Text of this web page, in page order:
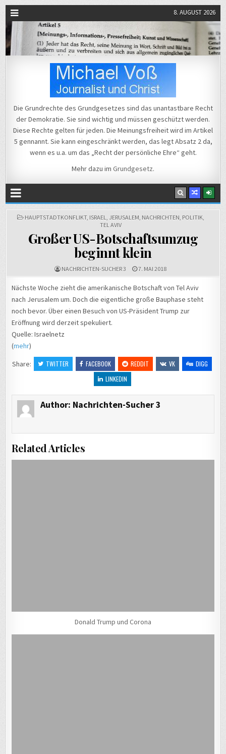
8. AUGUST 2026
Michael Voß
Die Grundrechte des Grundgesetzes sind das unantastbare Recht
der Demokratie. Sie sind wichtig und müssen geschützt werden.
Diese Rechte gelten für jeden. Die Meinungsfreiheit wird im Artikel
5 gennannt. Sie kann eingeschränkt werden, das legt Absatz 2 da,
wenn es u.a. um das „Recht der persönliche Ehre“ geht.
Mehr dazu im Grundgesetz.
POSTED
HAUPTSTADTKONFLIKT, ISRAEL, JERUSALEM, NACHRICHTEN, POLITIK,
TEL AVIV
Großer US-Botschaftsumzug
beginnt klein
NACHRICHTEN-SUCHER 3 7. MAI 2018
Nächste Woche zieht die amerikanische Botschaft von Tel Aviv
nach Jerusalem um. Doch die eigentliche große Bauphase steht
noch bevor. Über einen Besuch von US-Präsident Trump zur
Eröffnung wird derzeit spekuliert.
Quelle: Israelnetz
(mehr)
Share:
TWITTER FACEBOOK REDDIT VK
DIGG
LINKEDIN
Author: Nachrichten-Sucher 3
Related Articles
Donald Trump und Corona